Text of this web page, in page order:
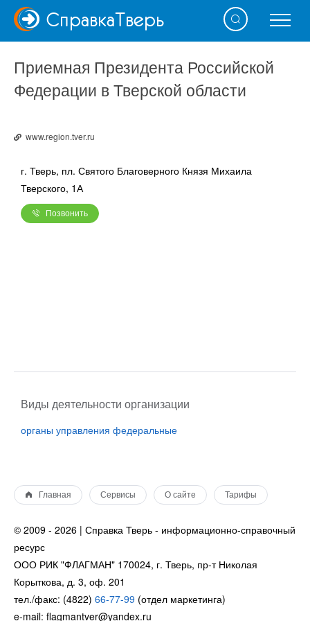
СправкаТверь
Приемная Президента Российской
Федерации в Тверской области
www.region.tver.ru
г. Тверь, пл. Святого Благоверного Князя Михаила
Тверского, 1А
Позвонить
Виды деятельности организации
органы управления федеральные
Главная Сервисы О сайте Тарифы
© 2009 - 2026 | Справка Тверь - информационно-справочный
ресурс
ООО РИК "ФЛАГМАН" 170024, г. Тверь, пр-т Николая
Корыткова, д. 3, оф. 201
тел./факс: (4822) 66-77-99 (отдел маркетинга)
e-mail: flagmantver@yandex.ru